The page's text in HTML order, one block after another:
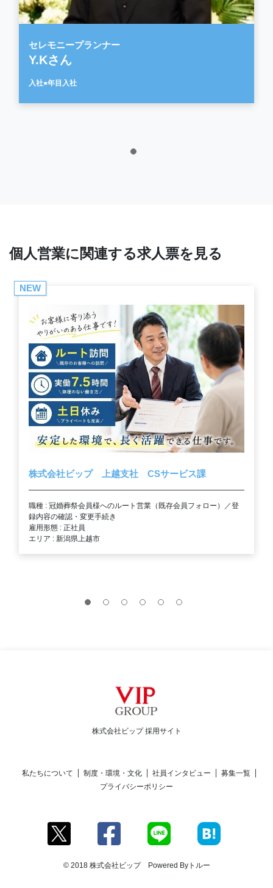
セレモニープランナー
Y.Kさん
入社●年目入社
個人営業に関連する求人票を見る
NEW
株式会社ビップ 上越支社 CSサービス課
職種 : 冠婚葬祭会員様へのルート営業（既存会員フォロー）／登
録内容の確認・変更手続き
雇用形態 : 正社員
エリア : 新潟県上越市
株式会社ビップ 採用サイト
私たちについて 制度・環境・文化 社員インタビュー
募集一覧
プライバシーポリシー
© 2018 株式会社ビップ Powered Byトルー